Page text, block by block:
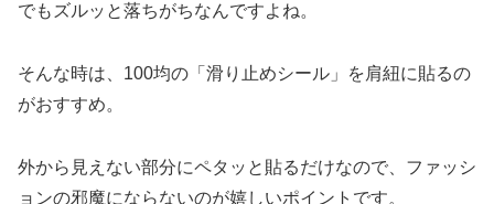
でもズルッと落ちがちなんですよね。
そんな時は、100均の「滑り止めシール」を肩紐に貼るの
がおすすめ。
外から見えない部分にペタッと貼るだけなので、ファッシ
ョンの邪魔にならないのが嬉しいポイントです。